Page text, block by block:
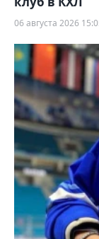
06 августа 2026